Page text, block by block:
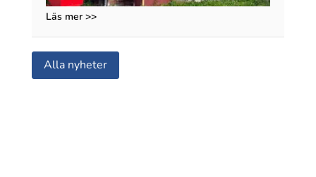
Läs mer >>
Alla nyheter